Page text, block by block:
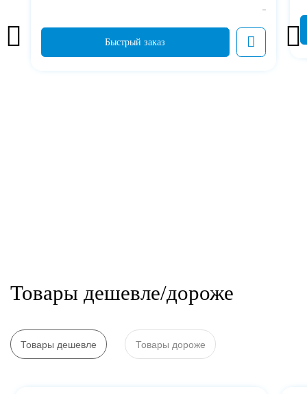
Товары дешевле/дороже
Товары дешевле Товары дороже